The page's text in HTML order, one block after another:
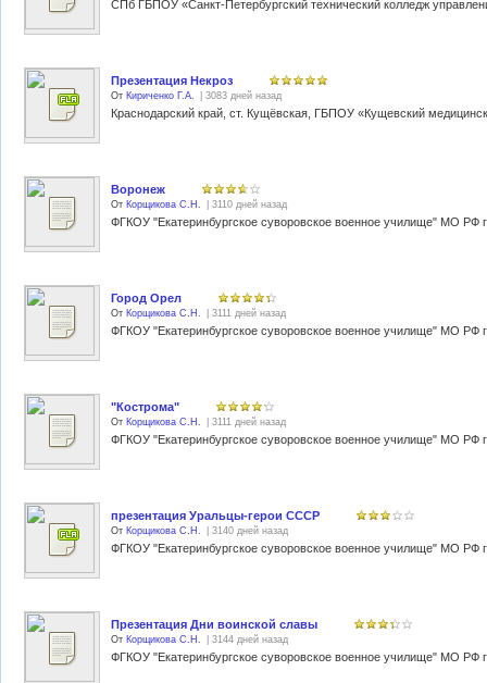
Презентация Некроз
От Кириченко Г.А. | 3083 дней назад
Воронеж
От Корщикова С.Н. | 3110 дней назад
Город Орел
От Корщикова С.Н. | 3111 дней назад
"Кострома"
От Корщикова С.Н. | 3111 дней назад
презентация Уральцы-герои СССР
От Корщикова С.Н. | 3140 дней назад
Презентация Дни воинской славы
От Корщикова С.Н. | 3144 дней назад